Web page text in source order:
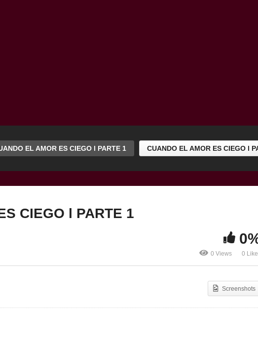
EL AMOR ES CIEGO l PARTE 1 CUANDO EL AMOR ES CIEGO l
CIEGO l PARTE 1
0 Views 0
Screenshots